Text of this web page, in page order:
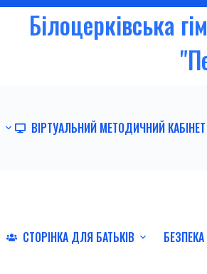
Білоцерківська
ВІРТУАЛЬНИЙ МЕТОДИЧНИЙ КАБІНЕТ
СТОРІНКА ДЛЯ БАТЬКІВ